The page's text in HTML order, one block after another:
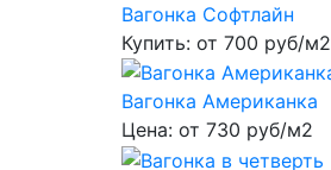
Вагонка Софтлайн
Купить: от 700 руб/м2
Вагонка Американка
Цена: от 730 руб/м2